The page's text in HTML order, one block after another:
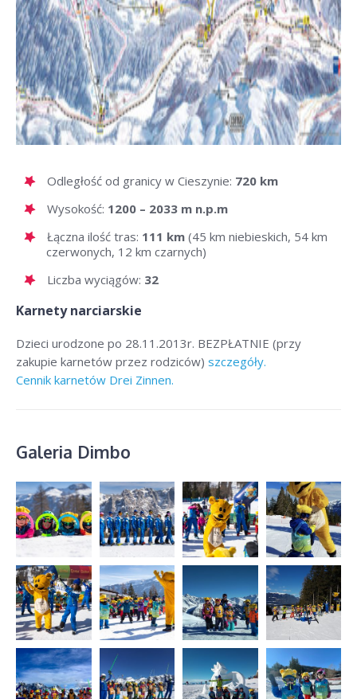
Odległość od granicy w Cieszynie: 720 km
Wysokość: 1200 – 2033 m n.p.m
Łączna ilość tras: 111 km (45 km niebieskich, 54 km
czerwonych, 12 km czarnych)
Liczba wyciągów: 32
Karnety narciarskie
Dzieci urodzone po 28.11.2013r. BEZPŁATNIE (przy
zakupie karnetów przez rodziców) szczegóły.
Cennik karnetów Drei Zinnen.
Galeria Dimbo